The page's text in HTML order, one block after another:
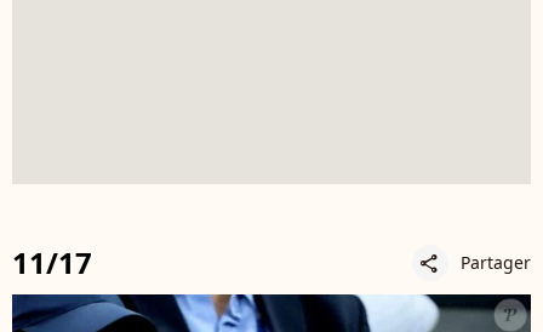
11/17 share Partager